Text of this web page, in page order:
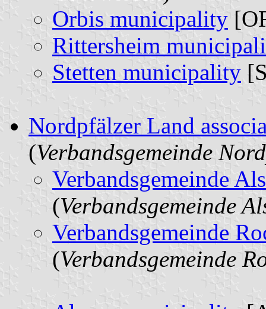
Orbis municipality
Rittersheim
Stetten municipality
Nordpfälzer Land
(Verbandsgemeinde
Verbandsgemeinde
(Verbandsgemeinde
Verbandsgemeinde
(Verbandsgemeinde